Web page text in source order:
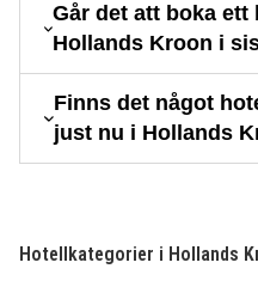
Går det att boka
Hollands Kroon i
Finns det något
just nu i Hollands
Hotellkategorier i Hollands